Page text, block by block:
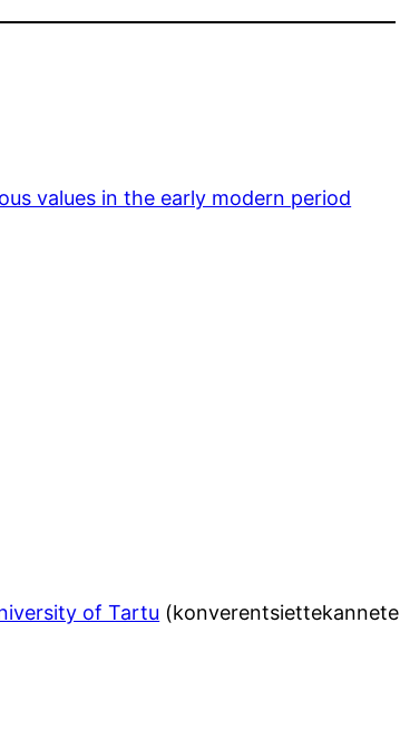
values in the early modern period
of Tartu (konverentsiettekannete